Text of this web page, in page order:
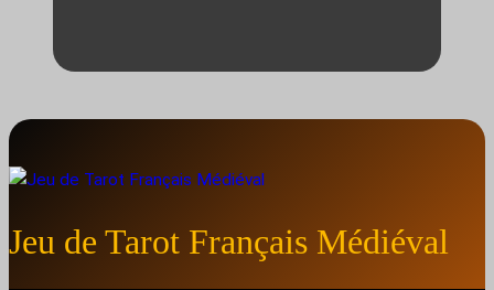
Jeu de Tarot Français Médiéval